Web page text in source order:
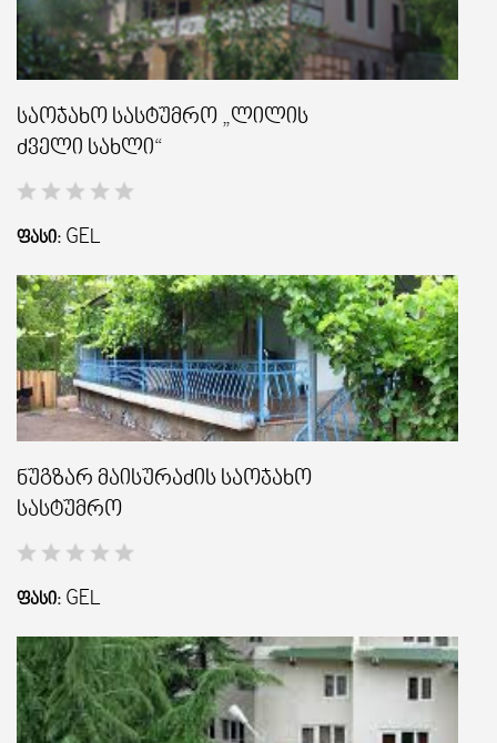
საოჯახო სასტუმრო „ლილის
ძველი სახლი“
ᲤᲐᲡᲘ: GEL
ნუგზარ მაისურაძის საოჯახო
სასტუმრო
ᲤᲐᲡᲘ: GEL